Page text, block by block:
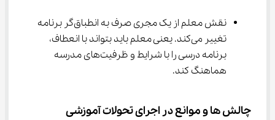
نقش معلم از یک مجری صرف به انطباق‌گر برنامه
تغییر می‌کند. یعنی معلم باید بتواند با انعطاف،
برنامه درسی را با شرایط و ظرفیت‌های مدرسه
هماهنگ کند.
چالش ها و موانع در اجرای تحولات آموزشی